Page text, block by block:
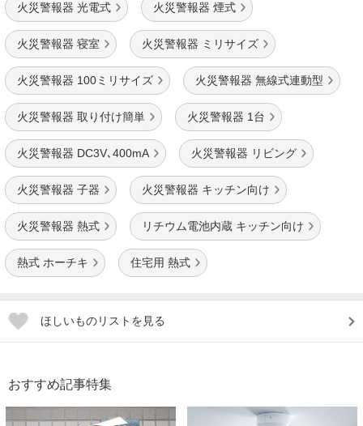
火災警報器 光電式 火災警報器 煙式
火災警報器 寝室 火災警報器 ミリサイズ
火災警報器 100ミリサイズ 火災警報器 無線式連動型
火災警報器 取り付け簡単 火災警報器 1台
火災警報器 DC3V､400mA 火災警報器 リビング
火災警報器 子器 火災警報器 キッチン向け
火災警報器 熱式 リチウム電池内蔵 キッチン向け
熱式 ホーチキ 住宅用 熱式
ほしいものリストを見る
おすすめ記事特集